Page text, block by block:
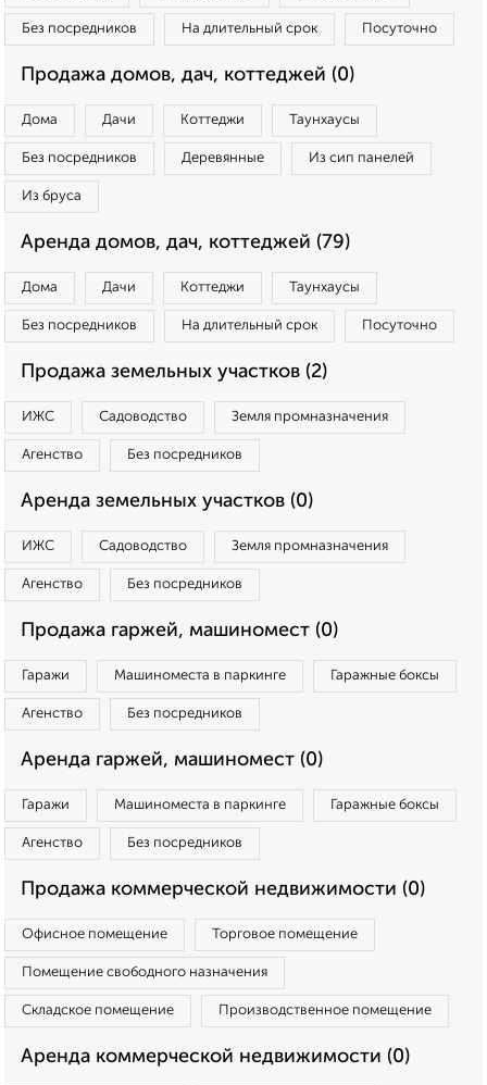
Без посредников На длительный срок Посуточно
Продажа домов, дач, коттеджей (0)
Дома Дачи Коттеджи Таунхаусы
Без посредников Деревянные Из сип панелей
Из бруса
Аренда домов, дач, коттеджей (79)
Дома Дачи Коттеджи Таунхаусы
Без посредников На длительный срок Посуточно
Продажа земельных участков (2)
ИЖС Садоводство Земля промназначения
Агенство Без посредников
Аренда земельных участков (0)
ИЖС Садоводство Земля промназначения
Агенство Без посредников
Продажа гаржей, машиномест (0)
Гаражи Машиноместа в паркинге Гаражные боксы
Агенство Без посредников
Аренда гаржей, машиномест (0)
Гаражи Машиноместа в паркинге Гаражные боксы
Агенство Без посредников
Продажа коммерческой недвижимости (0)
Офисное помещение Торговое помещение
Помещение свободного назначения
Складское помещение Производственное помещение
Аренда коммерческой недвижимости (0)